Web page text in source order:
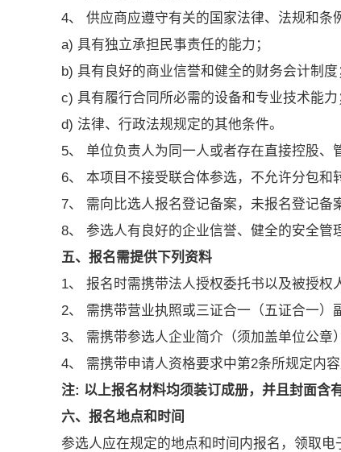
4、 供应商应遵守有关的国家法律、法规和条
a) 具有独立承担民事责任的能力；
b) 具有良好的商业信誉和健全的财务会计制度
c) 具有履行合同所必需的设备和专业技术能力
d) 法律、行政法规规定的其他条件。
5、 单位负责人为同一人或者存在直接控股、
6、 本项目不接受联合体参选，不允许分包和
7、 需向比选人报名登记备案，未报名登记备
8、 参选人有良好的企业信誉、健全的安全管
五、报名需提供下列资料
1、 报名时需携带法人授权委托书以及被授权
2、 需携带营业执照或三证合一（五证合一）
3、 需携带参选人企业简介（须加盖单位公章
4、 需携带申请人资格要求中第2条所规定内
注: 以上报名材料均须装订成册，并且封面含
六、报名地点和时间
参选人应在规定的地点和时间内报名，领取电